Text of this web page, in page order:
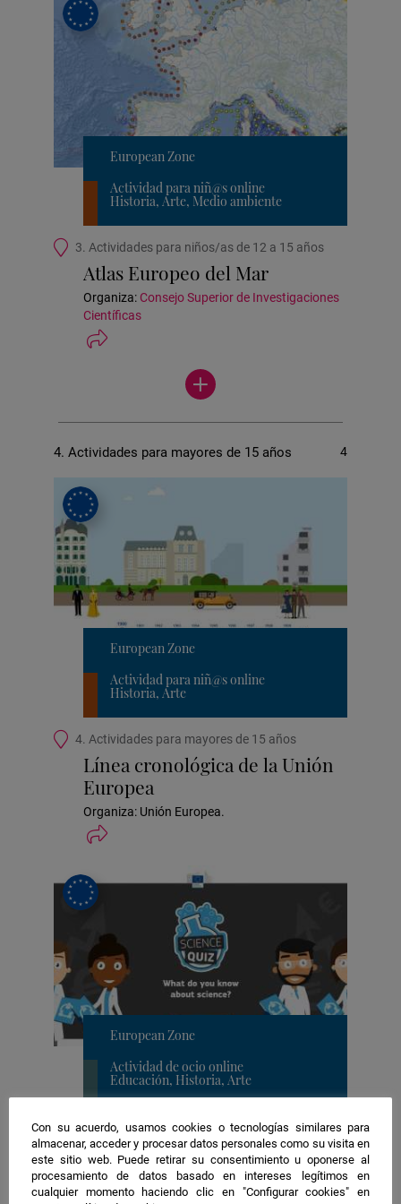
European Zone
Actividad para niñ@s online
Historia, Arte, Medio ambiente
Ubicación
actividad
3. Actividades para niños/as de 12 a 15 años
Atlas Europeo del Mar
Organiza: Consejo Superior de Investigaciones
Científicas
Ver
más
4. Actividades para mayores de 15 años 4
European Zone
Actividad para niñ@s online
Historia, Arte
Ubicación
actividad
4. Actividades para mayores de 15 años
Línea cronológica de la Unión
Europea
Organiza: Unión Europea.
European Zone
Actividad de ocio online
Educación, Historia, Arte
Ubicación
de
la
actividad
4. Actividades para mayores de 15 años
Science Quiz
Organiza: Joint Research Centre.
Con su acuerdo, usamos cookies o tecnologías similares para
almacenar, acceder y procesar datos personales como su visita en
este sitio web. Puede retirar su consentimiento u oponerse al
procesamiento de datos basado en intereses legítimos en
cualquier momento haciendo clic en "Configurar cookies" en